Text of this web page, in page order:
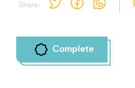
Share:
Complete